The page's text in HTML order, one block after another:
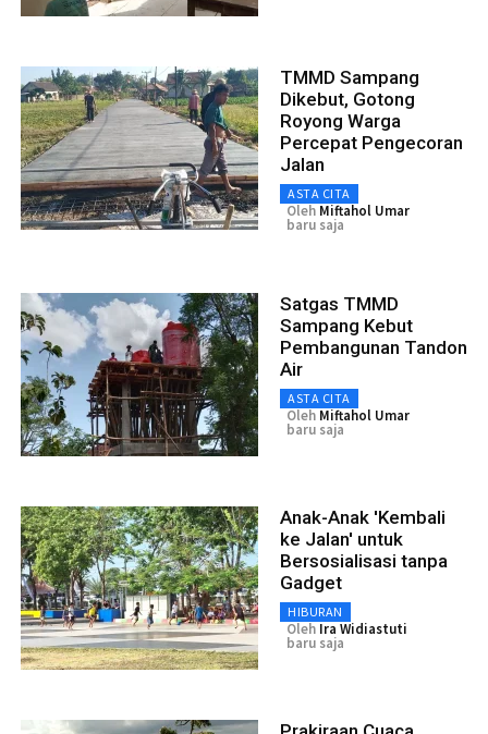
TMMD Sampang
Dikebut, Gotong
Royong Warga
Percepat Pengecoran
Jalan
ASTA CITA
Oleh Miftahol Umar
baru saja
Satgas TMMD
Sampang Kebut
Pembangunan Tandon
Air
ASTA CITA
Oleh Miftahol Umar
baru saja
Anak-Anak 'Kembali
ke Jalan' untuk
Bersosialisasi tanpa
Gadget
HIBURAN
Oleh Ira Widiastuti
baru saja